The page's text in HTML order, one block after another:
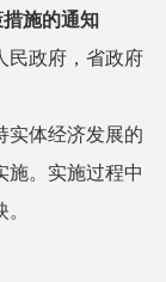
施的通知
民政府，省政府
体经济发展的
施。实施过程中